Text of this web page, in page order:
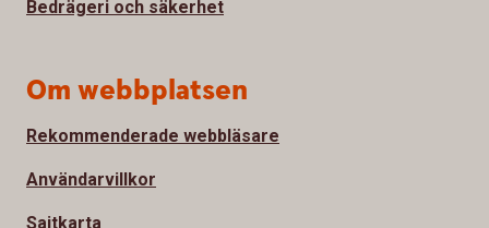
Bedrägeri och säkerhet
Om webbplatsen
Rekommenderade webbläsare
Användarvillkor
Sajtkarta